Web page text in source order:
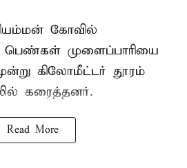
கோவில்
பெண்கள் முளைப்பாரியை
கிலோமீட்டர் தூரம்
கரைத்தனர்.
Read More